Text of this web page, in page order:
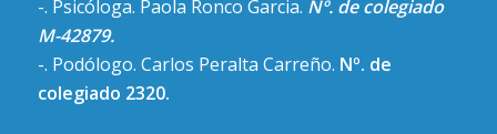
-. Psicóloga. Paola Ronco Garcia. Nº. de colegiado
M-42879.
-. Podólogo. Carlos Peralta Carreño. Nº. de
colegiado 2320.